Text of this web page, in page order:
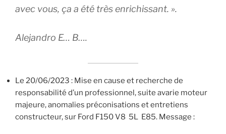
avec vous, ça a été très enrichissant. ».
Alejandro E… B….
Le 20/06/2023 : Mise en cause et recherche de
responsabilité d’un professionnel, suite avarie moteur
majeure, anomalies préconisations et entretiens
constructeur, sur Ford F150 V8 5L E85. Message :